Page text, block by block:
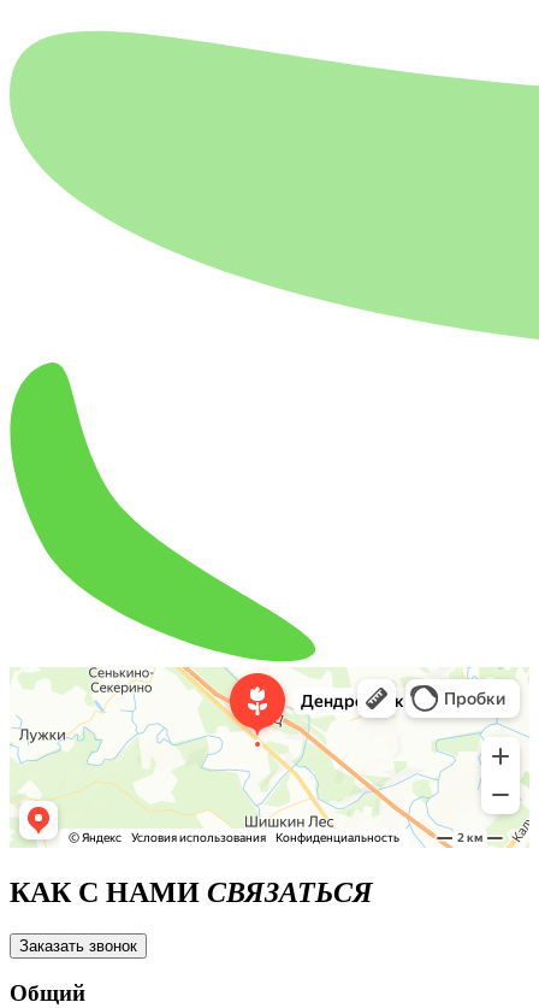
КАК С НАМИ СВЯЗАТЬСЯ
Заказать звонок
Общий